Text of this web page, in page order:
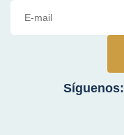
Síguenos: